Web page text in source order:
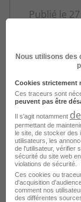
Publié le
Stratégie
Nous utilisons des
Cookies strictement
Ces traceurs sont
peuvent pas être
Il s'agit notamment
permettant de
le site, de stocker des
utilisateurs, les
de l'utilisateur, vérifier
sécurité du site web
violations de sécurité.
Ces cookies ou
d'acquisition
comment nos
des différentes